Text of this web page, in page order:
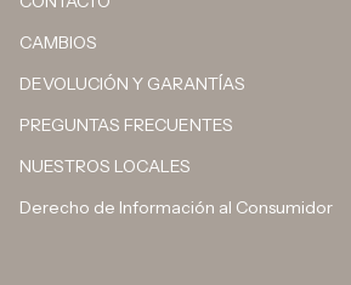
CAMBIOS
DEVOLUCIÓN Y GARANTÍAS
PREGUNTAS FRECUENTES
NUESTROS LOCALES
Derecho de Información al Consumidor